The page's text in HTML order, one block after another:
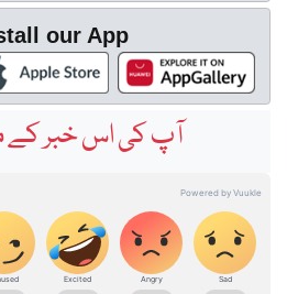
our App
آپ کی اس خبر کے